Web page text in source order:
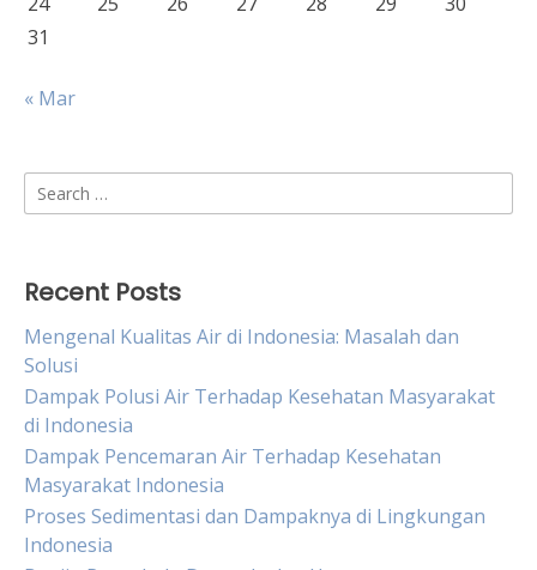
31
« Mar
Search
for:
Recent Posts
Mengenal Kualitas Air di Indonesia: Masalah dan
Solusi
Dampak Polusi Air Terhadap Kesehatan Masyarakat
di Indonesia
Dampak Pencemaran Air Terhadap Kesehatan
Masyarakat Indonesia
Proses Sedimentasi dan Dampaknya di Lingkungan
Indonesia